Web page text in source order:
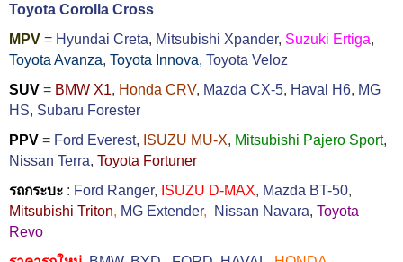
Toyota Corolla Cross
MPV = Hyundai Creta, Mitsubishi Xpander, Suzuki Ertiga,
Toyota Avanza, Toyota Innova, Toyota Veloz
SUV = BMW X1, Honda CRV, Mazda CX-5, Haval H6, MG
HS, Subaru Forester
PPV = Ford Everest, ISUZU MU-X, Mitsubishi Pajero Sport,
Nissan Terra, Toyota Fortuner
รถกระบะ : Ford Ranger, ISUZU D-MAX, Mazda BT-50,
Mitsubishi Triton, MG Extender, Nissan Navara, Toyota
Revo